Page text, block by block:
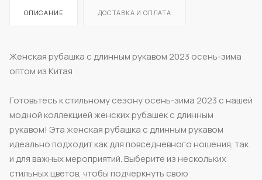
ОПИСАНИЕ ДОСТАВКА И ОПЛАТА
Женская рубашка с длинным рукавом 2023 осень-зима
оптом из Китая
Готовьтесь к стильному сезону осень-зима 2023 с нашей
модной коллекцией женских рубашек с длинным
рукавом! Эта женская рубашка с длинным рукавом
идеально подходит как для повседневного ношения, так
и для важных мероприятий. Выберите из нескольких
стильных цветов, чтобы подчеркнуть свою